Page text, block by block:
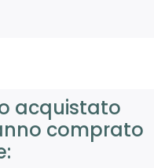
acquistato
comprato